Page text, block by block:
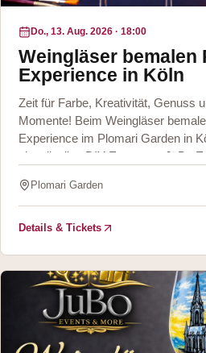
Do., 13. Aug. 2026 · 18:00
Weingläser bemalen
Experience in Köln
Zeit für Farbe, Kreativität, Genuss
Momente! Beim Weingläser
Experience im Plomari Garden in
ein stilvolles DIY Event von JuBo
Plomari Garden
Details & Tickets